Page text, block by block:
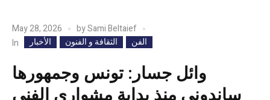
May 28, 2026 bySami Beltaief
In
الأخبار الثقافة و الفنون الفن
وائل جسار: تونس وجمهورها